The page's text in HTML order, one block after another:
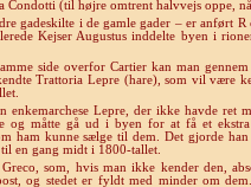
Condotti (til højre omtrent halvvejs oppe,
gadeskilte i de gamle gader – er anført
Kejser Augustus inddelte byen i
side overfor Cartier kan man
Trattoria Lepre (hare), som vil være
enkemarchese Lepre, der ikke havde ret
og måtte gå ud i byen for at få et
ham kunne sælge til dem. Det gjorde
en gang midt i 1800-tallet.
som, hvis man ikke kender den,
og stedet er fyldt med minder om